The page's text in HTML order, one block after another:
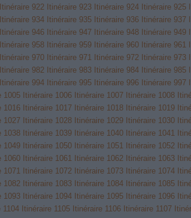
Itinéraire 922 Itinéraire 923 Itinéraire 924 Itinéraire 925
Itinéraire 934 Itinéraire 935 Itinéraire 936 Itinéraire 937
Itinéraire 946 Itinéraire 947 Itinéraire 948 Itinéraire 949
Itinéraire 958 Itinéraire 959 Itinéraire 960 Itinéraire 961
Itinéraire 970 Itinéraire 971 Itinéraire 972 Itinéraire 973
Itinéraire 982 Itinéraire 983 Itinéraire 984 Itinéraire 985
Itinéraire 994 Itinéraire 995 Itinéraire 996 Itinéraire 997
1005 Itinéraire 1006 Itinéraire 1007 Itinéraire 1008
1016 Itinéraire 1017 Itinéraire 1018 Itinéraire 1019
1027 Itinéraire 1028 Itinéraire 1029 Itinéraire 1030
1038 Itinéraire 1039 Itinéraire 1040 Itinéraire 1041
1049 Itinéraire 1050 Itinéraire 1051 Itinéraire 1052
1060 Itinéraire 1061 Itinéraire 1062 Itinéraire 1063
1071 Itinéraire 1072 Itinéraire 1073 Itinéraire 1074
1082 Itinéraire 1083 Itinéraire 1084 Itinéraire 1085
1093 Itinéraire 1094 Itinéraire 1095 Itinéraire 1096
1104 Itinéraire 1105 Itinéraire 1106 Itinéraire 1107